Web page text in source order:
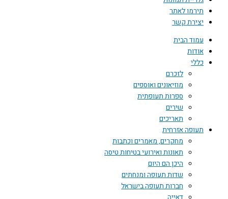
תירמו לאתר
יצירת קשר
עמוד הבית
אודות
כללי
לזכרם
מוזיאונים ואוספים
ספרות תעופתית
שירים
תאריכים
תעופה אזרחית
מחקרים, מאמרים וכתבות
תאונות ואירועי בטיחות טיסה
היכן הם היום
שדות תעופה ומנחתים
חברות תעופה בישראל